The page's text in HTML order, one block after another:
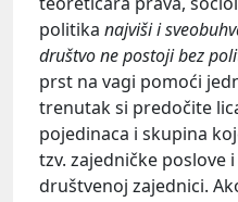
politika najviši i
društvo ne postoji bez
prst na vagi pomoći
trenutak si predočite
pojedinaca i skupina
tzv. zajedničke poslove
društvenoj zajednici.